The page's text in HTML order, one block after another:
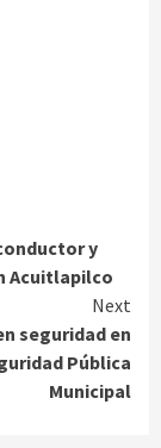
y
Acuitlapilco
Next
seguridad en
Pública
Municipal